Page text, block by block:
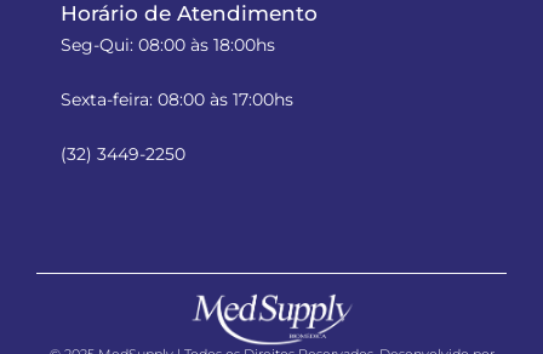
Horário de Atendimento
Seg-Qui: 08:00 às 18:00hs
Sexta-feira: 08:00 às 17:00hs
(32) 3449-2250